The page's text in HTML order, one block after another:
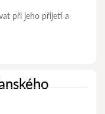
při jeho přijetí a